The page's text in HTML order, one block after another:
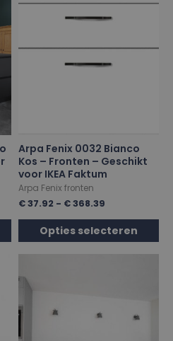
Arpa Fenix 0032 Bianco
Kos – Fronten – Geschikt
voor IKEA Faktum
Arpa Fenix fronten
€37.92 - €368.39
Opties selecteren